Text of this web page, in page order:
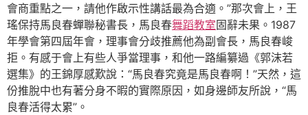
會商重點之一，請他作啟示性講話最為合適。”那次會上，王
瑤保持馬良春蟬聯秘書長，馬良春舞蹈教室固辭未果。1987
年學會第四屆年會，理事會分歧推薦他為副會長，馬良春峻
拒。有感于會上有些人爭當理事，和他一路編纂過《郭沫若
選集》的王錦厚感歎說：“馬良春究竟是馬良春啊！”天然，這
份推脫中也有著分身不暇的實際原因，如身邊師友所說，“馬
良春活得太累”。